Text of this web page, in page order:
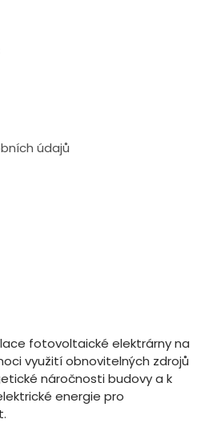
údajů
fotovoltaické elektrárny na
využití obnovitelných zdrojů
náročnosti budovy a k
energie pro